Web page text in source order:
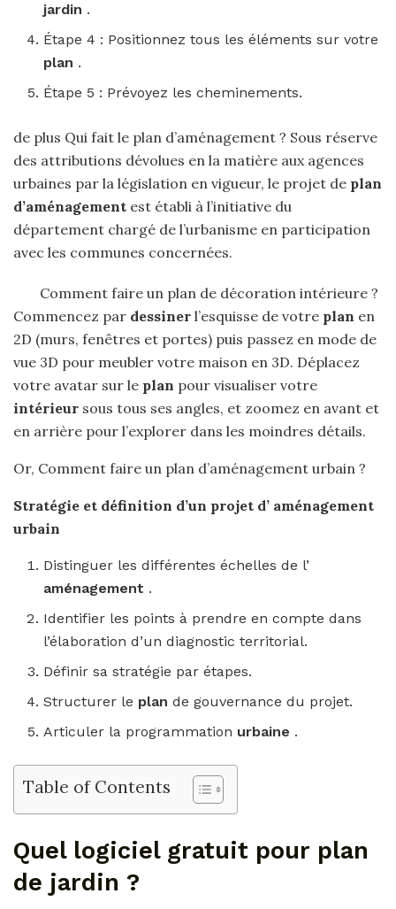
jardin .
Étape 4 : Positionnez tous les éléments sur votre
plan .
Étape 5 : Prévoyez les cheminements.
de plus Qui fait le plan d’aménagement ? Sous réserve
des attributions dévolues en la matière aux agences
urbaines par la législation en vigueur, le projet de plan
d’aménagement est établi à l’initiative du
département chargé de l’urbanisme en participation
avec les communes concernées.
Comment faire un plan de décoration intérieure ?
Commencez par dessiner l’esquisse de votre plan en
2D (murs, fenêtres et portes) puis passez en mode de
vue 3D pour meubler votre maison en 3D. Déplacez
votre avatar sur le plan pour visualiser votre
intérieur sous tous ses angles, et zoomez en avant et
en arrière pour l’explorer dans les moindres détails.
Or, Comment faire un plan d’aménagement urbain ?
Stratégie et définition d’un projet d’ aménagement
urbain
Distinguer les différentes échelles de l’
aménagement .
Identifier les points à prendre en compte dans
l’élaboration d’un diagnostic territorial.
Définir sa stratégie par étapes.
Structurer le plande gouvernance du projet.
Articuler la programmation urbaine .
Table of Contents
Quel logiciel gratuit pour plan
de jardin ?